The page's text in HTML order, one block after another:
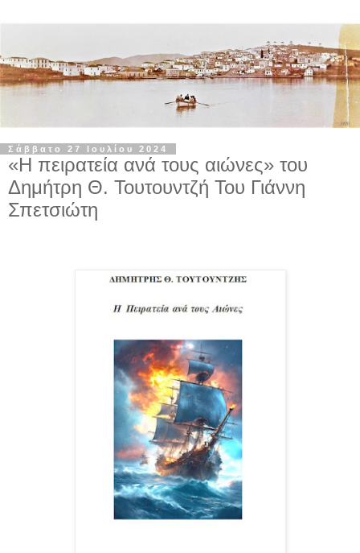
Σάββατο 27 Ιουλίου 2024
«Η πειρατεία ανά τους αιώνες» του
Δημήτρη Θ. Τουτουντζή Του Γιάννη
Σπετσιώτη